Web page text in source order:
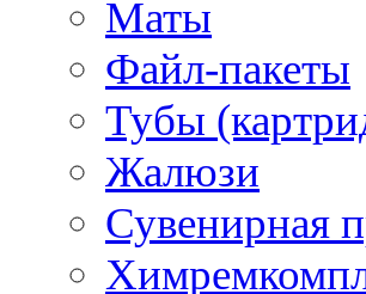
Маты
Файл-пакеты
Тубы
Жалюзи
Сувенирная